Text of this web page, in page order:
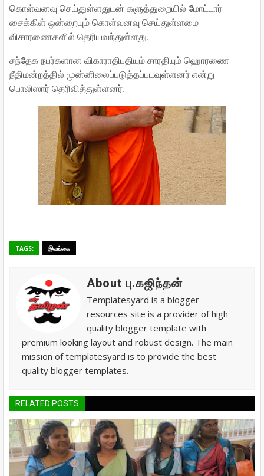
கொள்வனவு செய்துள்ளதுடன் களுத்துறையில் மோட்டார்
சைக்கிள் ஒன்றையும் கொள்வனவு செய்துள்ளமை
விசாரணைகளில் தெரியவந்துள்ளது.
சந்தேக நபர்களான விகாராதிபதியும் சாரதியும் ஹொரணை
நீதிமன்றத்தில் முன்னிலைப்படுத்தப்படவுள்ளனர் என்று
பொலிஸார் தெரிவித்துள்ளனர்.
TAGS: இலங்கை
About பு.கஜிந்தன்
Templatesyard is a blogger
resources site is a provider of high
quality blogger template with
premium looking layout and robust design. The main
mission of templatesyard is to provide the best
quality blogger templates.
RELATED POSTS